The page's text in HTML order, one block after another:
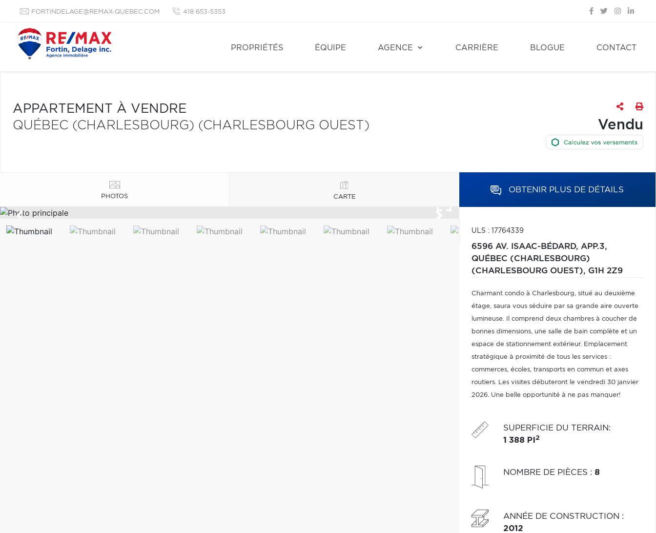
FORTINDELAGE@REMAX-QUEBEC.COM 418 653-5353
PROPRIÉTÉS ÉQUIPE AGENCE CARRIÈRE BLOGUE CONTACT
APPARTEMENT À VENDRE
QUÉBEC (CHARLESBOURG) (CHARLESBOURG OUEST)
Vendu
PHOTOS CARTE
OBTENIR PLUS DE DÉTAILS
ULS : 17764339
6596 AV. ISAAC-BÉDARD, APP.3,
QUÉBEC (CHARLESBOURG)
(CHARLESBOURG OUEST), G1H 2Z9
Charmant condo à Charlesbourg, situé au deuxième
étage, saura vous séduire par sa grande aire ouverte
lumineuse. Il comprend deux chambres à coucher de
bonnes dimensions, une salle de bain complète et un
espace de stationnement extérieur. Emplacement
stratégique à proximité de tous les services :
commerces, écoles, transports en commun et axes
routiers. Les visites débuteront le vendredi 30 janvier
2026. Une belle opportunité à ne pas manquer!
SUPERFICIE DU TERRAIN:
1 388 PI 2
NOMBRE DE PIÈCES : 8
ANNÉE DE CONSTRUCTION :
2012